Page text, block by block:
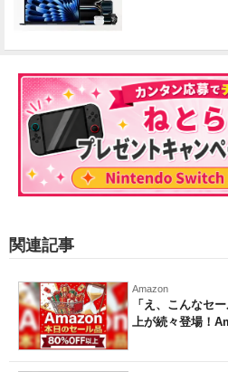
関連記事
Amazon
「え、こんなセ
上が続々登場！